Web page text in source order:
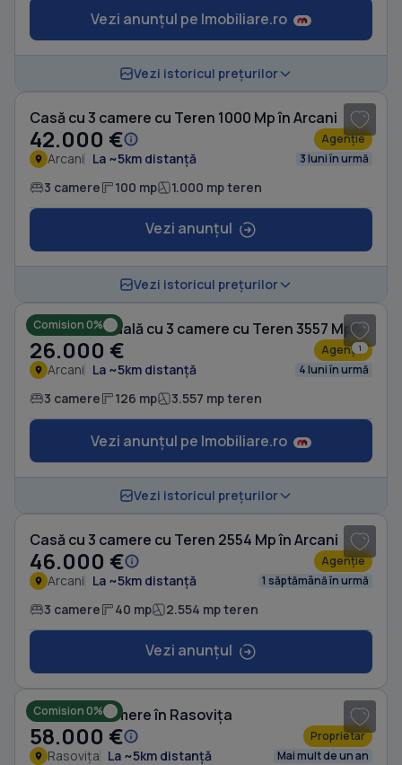
Vezi anunțul pe Imobiliare.ro
Vezi istoricul prețurilor
Casă cu 3 camere cu Teren 1000 Mp în Arcani
42.000 € Agenție
Arcani La ~5km distanță 3 luni în urmă
3 camere 100 mp 1.000 mp teren
Vezi anunțul
Vezi istoricul prețurilor
1
Comision 0% Casă individuală cu 3 camere cu Teren 3557 Mp în Arcani
26.000 € Agenție
Arcani La ~5km distanță 4 luni în urmă
3 camere 126 mp 3.557 mp teren
Vezi anunțul pe Imobiliare.ro
Vezi istoricul prețurilor
Casă cu 3 camere cu Teren 2554 Mp în Arcani
46.000 € Agenție
Arcani La ~5km distanță 1 săptămână în urmă
3 camere 40 mp 2.554 mp teren
Vezi anunțul
Comision 0%
Casă cu 3 camere în Rasovița
58.000 € Proprietar
Rasovița La ~5km distanță Mai mult de un an